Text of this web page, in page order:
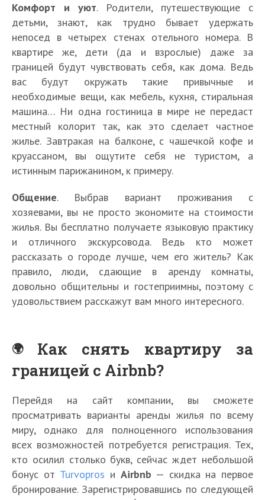
Комфорт и уют. Родители, путешествующие с
детьми, знают, как трудно бывает удержать
непосед в четырех стенах отельного номера. В
квартире же, дети (да и взрослые) даже за
границей будут чувствовать себя, как дома. Ведь
вас будут окружать такие привычные и
необходимые вещи, как мебель, кухня, стиральная
машина… Ни одна гостиница в мире не передаст
местный колорит так, как это сделает частное
жилье. Завтракая на балконе, с чашечкой кофе и
круассаном, вы ощутите себя не туристом, а
истинным парижанином, к примеру.
Общение. Выбрав вариант проживания с
хозяевами, вы не просто экономите на стоимости
жилья. Вы бесплатно получаете языковую практику
и отличного экскурсовода. Ведь кто может
рассказать о городе лучше, чем его житель? Как
правило, люди, сдающие в аренду комнаты,
довольно общительны и гостеприимны, поэтому с
удовольствием расскажут вам много интересного.
Как снять квартиру за
границей с Airbnb?
Перейдя на сайт компании, вы сможете
просматривать варианты аренды жилья по всему
миру, однако для полноценного использования
всех возможностей потребуется регистрация. Тех,
кто осилил столько букв, сейчас ждет небольшой
бонус от Turvopros и Airbnb — скидка на первое
бронирование. Зарегистрировавшись по следующей